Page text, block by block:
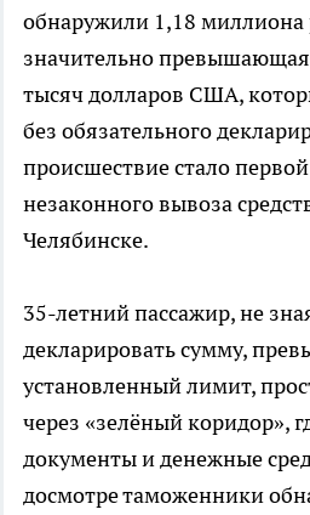
обнаружили 1,18
значительно
тысяч долларов США,
без обязательного
происшествие стало
незаконного вывоза
Челябинске.
35-летний пассажир, не
декларировать сумму,
установленный лимит,
через «зелёный коридор»,
документы и денежные
досмотре таможенники